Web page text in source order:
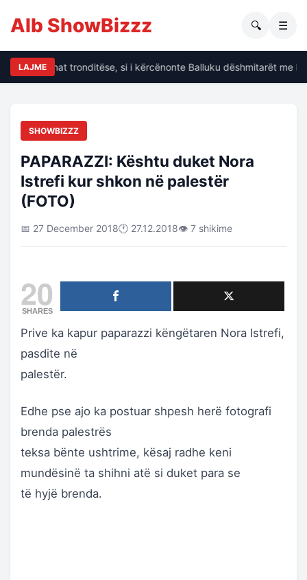
Alb ShowBizzz 🔍 ☰
LAJME
të dhënat tronditëse, si i kërcënonte Balluku dëshmitarët me
SHOWBIZZZ
PAPARAZZI: Kështu duket Nora
Istrefi kur shkon në palestër
(FOTO)
📅 27 December 2018🕐 27.12.2018👁 7 shikime
20
SHARES
Prive ka kapur paparazzi këngëtaren Nora Istrefi,
pasdite në
palestër.
Edhe pse ajo ka postuar shpesh herë fotografi
brenda palestrës
teksa bënte ushtrime, kësaj radhe keni
mundësinë ta shihni atë si duket para se
të hyjë brenda.